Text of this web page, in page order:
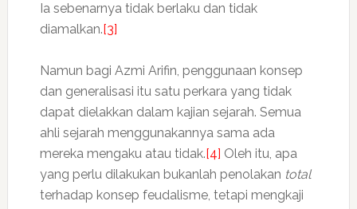
Ia sebenarnya tidak berlaku dan tidak
diamalkan.[3]
Namun bagi Azmi Arifin, penggunaan konsep
dan generalisasi itu satu perkara yang tidak
dapat dielakkan dalam kajian sejarah. Semua
ahli sejarah menggunakannya sama ada
mereka mengaku atau tidak.[4] Oleh itu, apa
yang perlu dilakukan bukanlah penolakan total
terhadap konsep feudalisme, tetapi mengkaji